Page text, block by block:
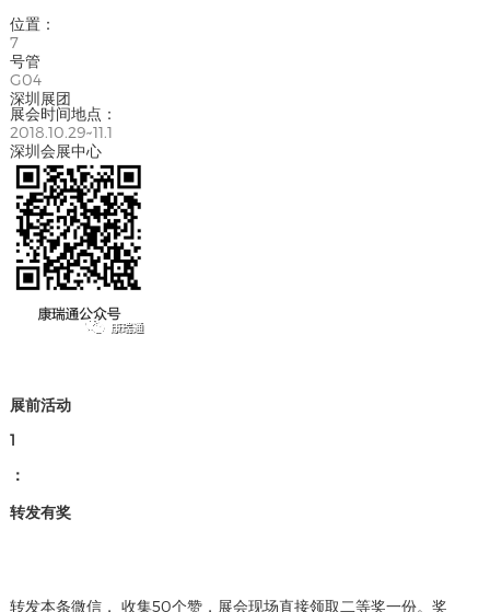
位置：
7
号管
G04
深圳展团
展会时间地点：
2018.10.29~11.1
深圳会展中心
展前活动
1
：
转发有奖
转发本条微信， 收集50个赞，展会现场直接领取二等奖一份。奖